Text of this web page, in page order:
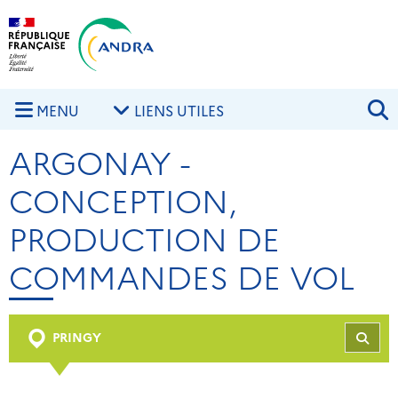
Aller au contenu principal
MENU LIENS UTILES
ARGONAY -
CONCEPTION,
PRODUCTION DE
COMMANDES DE VOL
PRINGY